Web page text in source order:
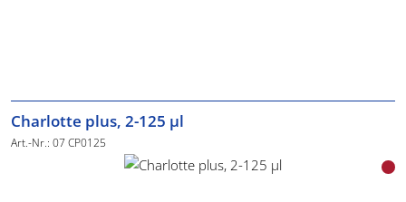
Charlotte plus, 2-125 µl
Art.-Nr.: 07 CP0125